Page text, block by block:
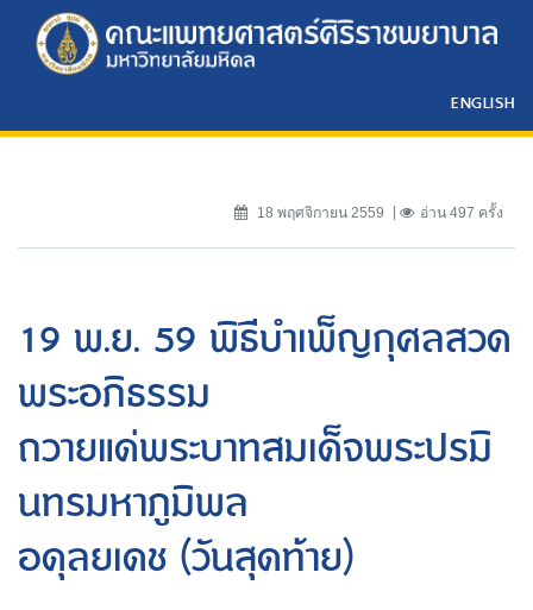
ENGLISH
18 พฤศจิกายน 2559 อ่าน 497 ครั้ง
19 พ.ย. 59 พิธีบำเพ็ญกุศลสวด
พระอภิธรรม
ถวายแด่พระบาทสมเด็จพระปรมิ
นทรมหาภูมิพล
อดุลยเดช (วันสุดท้าย)